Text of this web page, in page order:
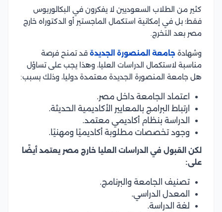
كثير من الطلاب السعوديين لا يفكرون في البكالوريوس
فقط؛ بل في إمكانية استكمال الماجستير أو الدكتوراه خارج
مصر بعد التخرج.
وشهادة جامعة المنصورة الجديدة قد تمنح فرصة
مناسبة لاستكمال الدراسات العليا، وهذا يجب على تساؤل
هل جامعة المنصورة الجديدة معتمدة دوليا، وذلك بسبب:
اعتماد الجامعة داخل مصر.
ارتباط البرامج بالمعايير الأكاديمية الحديثة.
الدراسة بنظام أكاديمي معتمد.
وجود تخصصات مطلوبة أكاديميًا ومهنيًا.
لكن القبول في الدراسات العليا خارج مصر يعتمد أيضًا
على:
تصنيف الجامعة والبرنامج.
المعدل الدراسي.
لغة الدراسة.